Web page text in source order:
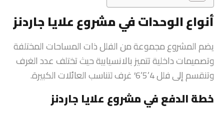
أنواع الوحدات في مشروع علايا جاردنز
يضم المشروع مجموعة من الفلل ذات المساحات المختلفة
وتصميمات داخلية تتميز بالانسيابية حيث تختلف عدد الغرف
وتنقسم إلى فلل 4’5’6′ غرف لتناسب العائلات الكبيرة.
خطة الدفع في مشروع علايا جاردنز